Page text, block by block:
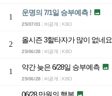
1
운명의 7/1일 승부예측 ! 
25/07/01| 비공개 KBO
2
올시즌 3할타자가 많이 없네요
25/06/28 비공개 KBO
1
약간 늦은 6/28일 승부예측 
25/06/28 비공개 KBO
06/28 만원의 행복 